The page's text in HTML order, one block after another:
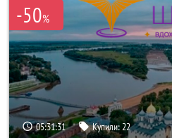
-50%
05:31:30 Купили: 22